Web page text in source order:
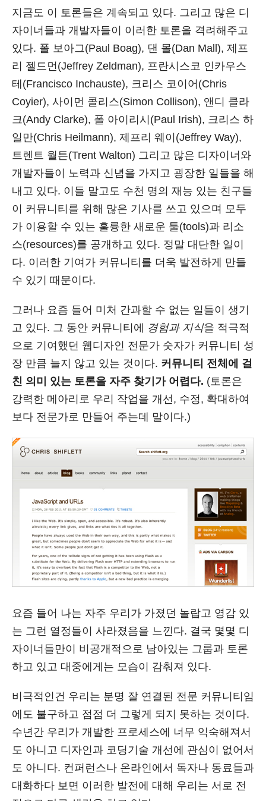
지금도 이 토론들은 계속되고 있다. 그리고 많은 디
자이너들과 개발자들이 이러한 토론을 격려해주고
있다. 폴 보아그(Paul Boag), 댄 몰(Dan Mall), 제프
리 젤드먼(Jeffrey Zeldman), 프란시스코 인카우스
테(Francisco Inchauste), 크리스 코이어(Chris
Coyier), 사이먼 콜리스(Simon Collison), 앤디 클라
크(Andy Clarke), 폴 아이리시(Paul Irish), 크리스 하
일만(Chris Heilmann), 제프리 웨이(Jeffrey Way),
트렌트 월튼(Trent Walton) 그리고 많은 디자이너와
개발자들이 노력과 신념을 가지고 굉장한 일들을 해
내고 있다. 이들 말고도 수천 명의 재능 있는 친구들
이 커뮤니티를 위해 많은 기사를 쓰고 있으며 모두
가 이용할 수 있는 훌륭한 새로운 툴(tools)과 리소
스(resources)를 공개하고 있다. 정말 대단한 일이
다. 이러한 기여가 커뮤니티를 더욱 발전하게 만들
수 있기 때문이다.
그러나 요즘 들어 미처 간과할 수 없는 일들이 생기
고 있다. 그 동안 커뮤니티에 경험과 지식을 적극적
으로 기여했던 웹디자인 전문가 숫자가 커뮤니티 성
장 만큼 늘지 않고 있는 것이다. 커뮤니티 전체에 걸
친 의미 있는 토론을 자주 찾기가 어렵다. (토론은
강력한 메아리로 우리 작업을 개선, 수정, 확대하여
보다 전문가로 만들어 주는데 말이다.)
요즘 들어 나는 자주 우리가 가졌던 놀랍고 영감 있
는 그런 열정들이 사라졌음을 느낀다. 결국 몇몇 디
자이너들만이 비공개적으로 남아있는 그룹과 토론
하고 있고 대중에게는 모습이 감춰져 있다.
비극적인건 우리는 분명 잘 연결된 전문 커뮤니티임
에도 불구하고 점점 더 그렇게 되지 못하는 것이다.
수년간 우리가 개발한 프로세스에 너무 익숙해져서
도 아니고 디자인과 코딩기술 개선에 관심이 없어서
도 아니다. 컨퍼런스나 온라인에서 독자나 동료들과
대화하다 보면 이러한 발전에 대해 우리는 서로 전